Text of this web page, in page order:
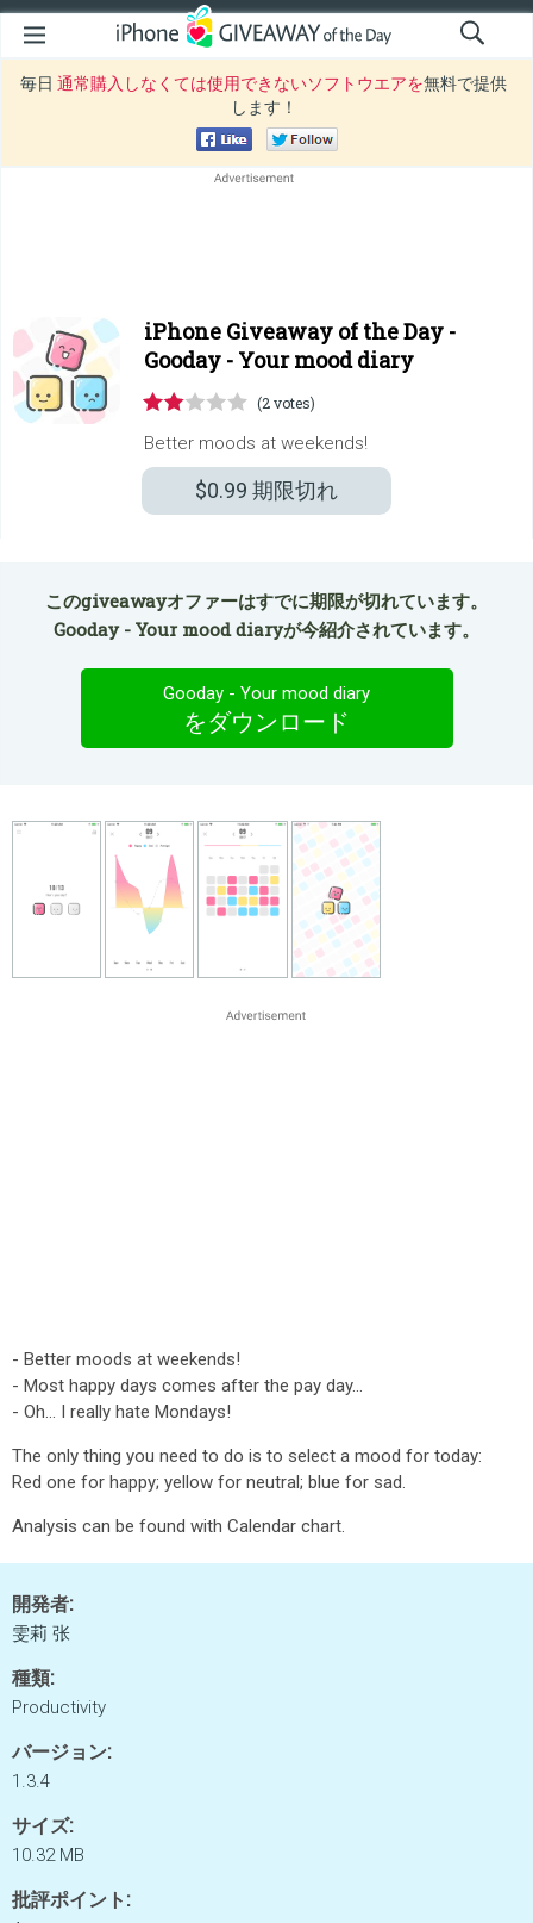
毎日 通常購入しなくては使用できないソフトウエアを無料で提供
します！
iPhone Giveaway of the Day -
Gooday - Your mood diary
(2 votes)
Better moods at weekends!
$0.99 期限切れ
このgiveawayオファーはすでに期限が切れています。
Gooday - Your mood diaryが今紹介されています。
Gooday - Your mood diary
をダウンロード
- Better moods at weekends!
- Most happy days comes after the pay day...
- Oh... I really hate Mondays!
The only thing you need to do is to select a mood for today:
Red one for happy; yellow for neutral; blue for sad.
Analysis can be found with Calendar chart.
開発者:
雯莉 张
種類:
Productivity
バージョン:
1.3.4
サイズ:
10.32 MB
批評ポイント: